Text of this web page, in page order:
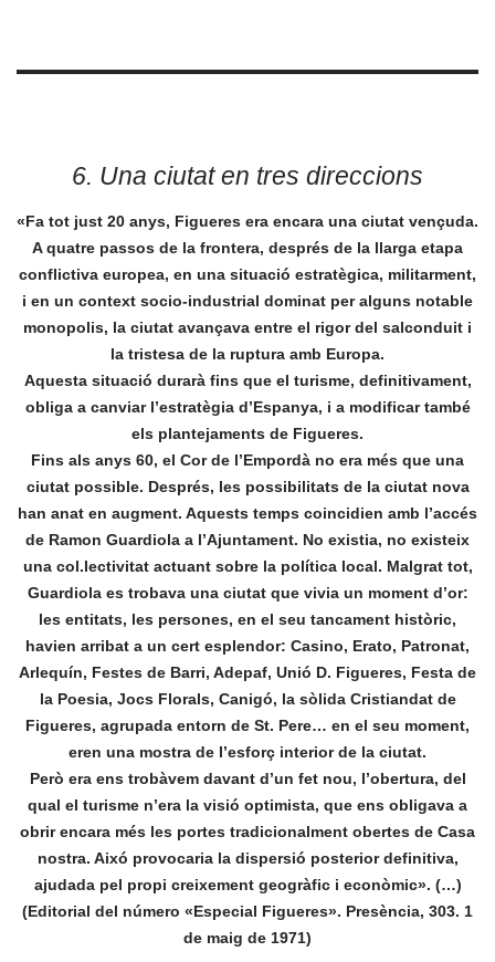
6. Una ciutat en tres direccions
«Fa tot just 20 anys, Figueres era encara una ciutat vençuda.
A quatre passos de la frontera, després de la llarga etapa
conflictiva europea, en una situació estratègica, militarment,
i en un context socio-industrial dominat per alguns notable
monopolis, la ciutat avançava entre el rigor del salconduit i
la tristesa de la ruptura amb Europa.
Aquesta situació durarà fins que el turisme, definitivament,
obliga a canviar l’estratègia d’Espanya, i a modificar també
els plantejaments de Figueres.
Fins als anys 60, el Cor de l’Empordà no era més que una
ciutat possible. Després, les possibilitats de la ciutat nova
han anat en augment. Aquests temps coincidien amb l’accés
de Ramon Guardiola a l’Ajuntament. No existia, no existeix
una col.lectivitat actuant sobre la política local. Malgrat tot,
Guardiola es trobava una ciutat que vivia un moment d’or:
les entitats, les persones, en el seu tancament històric,
havien arribat a un cert esplendor: Casino, Erato, Patronat,
Arlequín, Festes de Barri, Adepaf, Unió D. Figueres, Festa de
la Poesia, Jocs Florals, Canigó, la sòlida Cristiandat de
Figueres, agrupada entorn de St. Pere… en el seu moment,
eren una mostra de l’esforç interior de la ciutat.
Però era ens trobàvem davant d’un fet nou, l’obertura, del
qual el turisme n’era la visió optimista, que ens obligava a
obrir encara més les portes tradicionalment obertes de Casa
nostra. Aixó provocaria la dispersió posterior definitiva,
ajudada pel propi creixement geogràfic i econòmic». (…)
(Editorial del número «Especial Figueres». Presència, 303. 1
de maig de 1971)